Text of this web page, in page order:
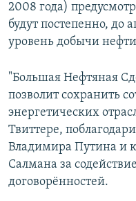
2008 года)
будут постепенно, до
уровень добычи
"Большая Нефтяная
позволит сохранить
энергетических
Твиттере,
Владимира Путина и
Салмана за
договорённостей.